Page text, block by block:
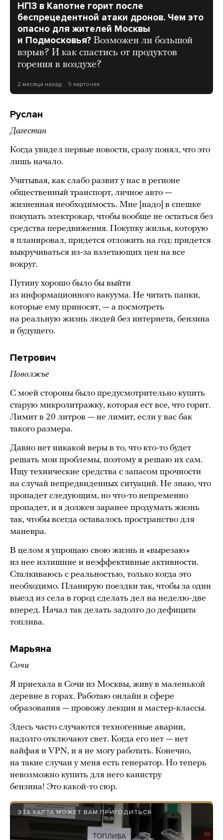
НПЗ в Капотне горит после
беспрецедентной атаки дронов. Чем это
опасно для жителей Москвы
и Подмосковья? Возможен ли большой
взрыв? И как спастись от продуктов
горения в воздухе?
2 месяца назад 5 карточек
Руслан
Дагестан
Когда увидел первые новости, сразу понял, что это
лишь начало.
Учитывая, как слабо развит у нас в регионе
общественный транспорт, личное авто —
жизненная необходимость. Мне [надо] в спешке
покупать электрокар, чтобы вообще не остаться без
средства передвижения. Покупку жилья, которую
я планировал, придется отложить на год: придется
выкручиваться из-за взлетающих цен на все
вокруг.
Путину хорошо было бы выйти
из информационного вакуума. Не читать папки,
которые ему приносят, — а посмотреть
на реальную жизнь людей без интернета, бензина
и будущего.
Петрович
Поволжье
С моей стороны было предусмотрительно купить
старую микролитражку, которая ест все, что горит.
Лимит в 20 литров — не лимит, если у вас бак
такого размера.
Давно нет никакой веры в то, что кто-то будет
решать мои проблемы, поэтому я решаю их сам.
Ищу технические средства с запасом прочности
на случай непредвиденных ситуаций. Не знаю, что
пропадет следующим, но что-то непременно
пропадет, и я должен заранее продумать жизнь
так, чтобы всегда оставалось пространство для
маневра.
В целом я упрощаю свою жизнь и «вырезаю»
из нее излишние и неэффективные активности.
Сталкиваюсь с реальностью, только когда это
необходимо. Планирую поездки так, чтобы за один
выезд из села в город сделать дел на неделю-две
вперед. Начал так делать задолго до дефицита
топлива.
Марьяна
Сочи
Я приехала в Сочи из Москвы, живу в маленькой
деревне в горах. Работаю онлайн в сфере
образования — провожу лекции и мастер-классы.
Здесь часто случаются техногенные аварии,
надолго отключают свет. Когда его нет — нет
вайфая и VPN, и я не могу работать. Конечно,
на такие случаи у меня есть генератор. Но теперь
невозможно купить для него канистру
бензина! Это какой-то сюр.
ЭТА КАРТА МОЖЕТ ВАМ ПРИГОДИТЬСЯ